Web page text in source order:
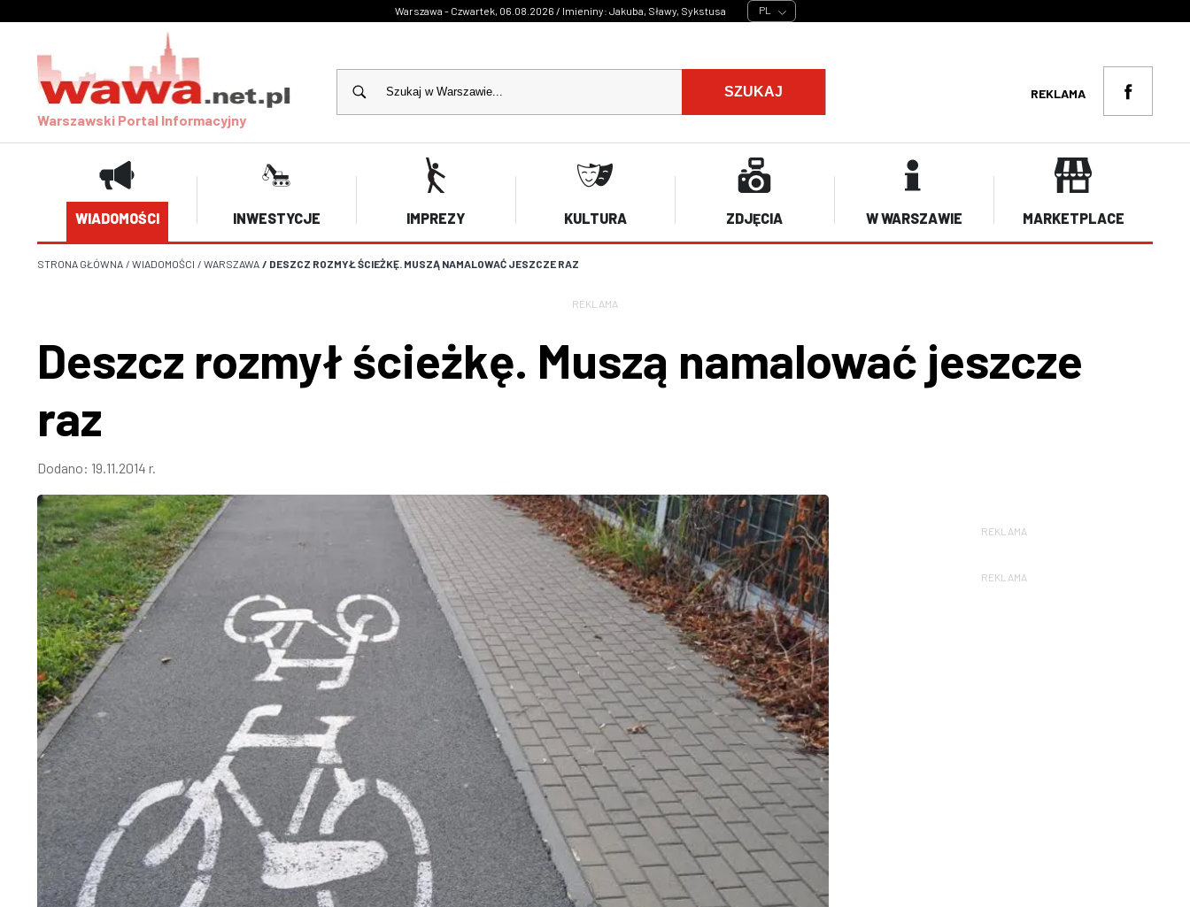
Warszawa - Czwartek, 06.08.2026 / Imieniny: Jakuba, Sławy, Sykstusa PL
Warszawski Portal Informacyjny
SZUKAJ REKLAMA
WIADOMOŚCI INWESTYCJE IMPREZY KULTURA ZDJĘCIA W WARSZAWIE MARKETPLACE
STRONA GŁÓWNA / WIADOMOŚCI / WARSZAWA / DESZCZ ROZMYŁ ŚCIEŻKĘ. MUSZĄ NAMALOWAĆ JESZCZE RAZ
REKLAMA
Deszcz rozmył ścieżkę. Muszą namalować jeszcze
raz
Dodano: 19.11.2014 r.
REKLAMA
REKLAMA